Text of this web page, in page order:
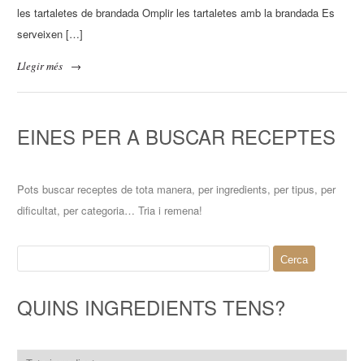
les tartaletes de brandada Omplir les tartaletes amb la brandada Es
serveixen […]
Llegir més →
EINES PER A BUSCAR RECEPTES
Pots buscar receptes de tota manera, per ingredients, per tipus, per
dificultat, per categoria… Tria i remena!
QUINS INGREDIENTS TENS?